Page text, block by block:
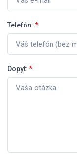
Telefón: *
Dopyt: *